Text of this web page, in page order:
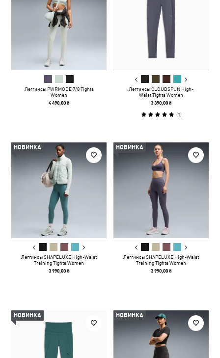
Леггинсы PWRMODE 7/8 Tights
Women
4 490,00 ₴
Леггинсы CLOUDSPUN High-
Waist Tights Women
3 390,00 ₴
(1)
НОВИНКА
Леггинсы SHAPELUXE High-Waist
Training Tights Women
3 990,00 ₴
НОВИНКА
Леггинсы SHAPELUXE High-Waist
Training Tights Women
3 990,00 ₴
НОВИНКА НОВИНКА